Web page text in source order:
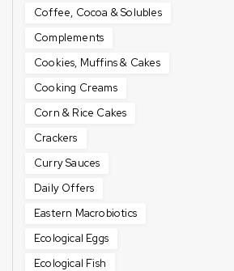
Coffee, Cocoa & Solubles
Complements
Cookies, Muffins & Cakes
Cooking Creams
Corn & Rice Cakes
Crackers
Curry Sauces
Daily Offers
Eastern Macrobiotics
Ecological Eggs
Ecological Fish